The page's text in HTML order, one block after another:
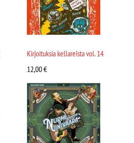
Kirjoituksia kellareista vol. 14
12,00€